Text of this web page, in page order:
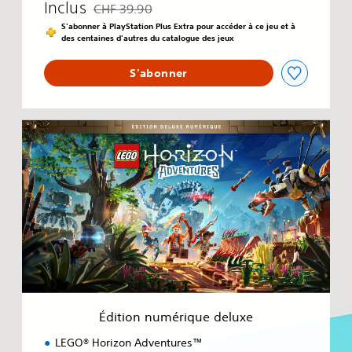
Inclus Remise par rapport au prix d'origine de CHF 39.90
CHF 39.90
S'abonner à PlayStation Plus Extra pour accéder à ce jeu et à
des centaines d'autres du catalogue des jeux
S'abonner
É
d
i
t
i
o
n
n
u
m
é
r
Édition numérique deluxe
LEGO® Horizon Adventures™